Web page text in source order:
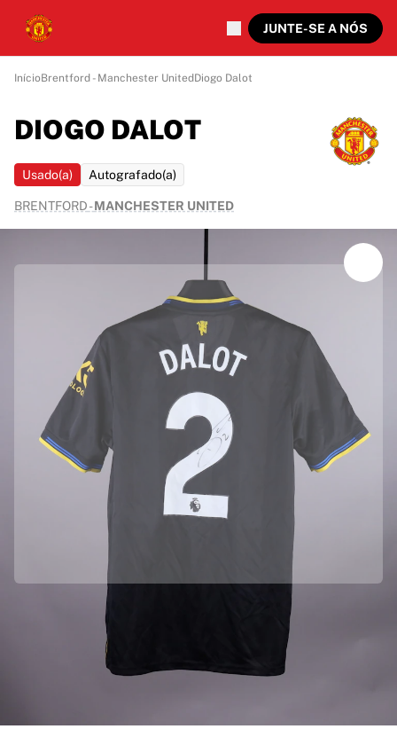
JUNTE-SE A NÓS
InícioBrentford - Manchester UnitedDiogo Dalot
DIOGO DALOT
Usado(a) Autografado(a)
BRENTFORD-MANCHESTER UNITED
Parceria oficial com Manchester United
Esta camisola veio diretamente de Manchester United para garantir a
sua autenticidade.